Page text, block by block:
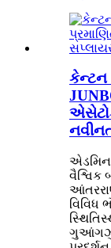
કેન્ટન
એડમિન
વૈશ્વિક
વિવિધ